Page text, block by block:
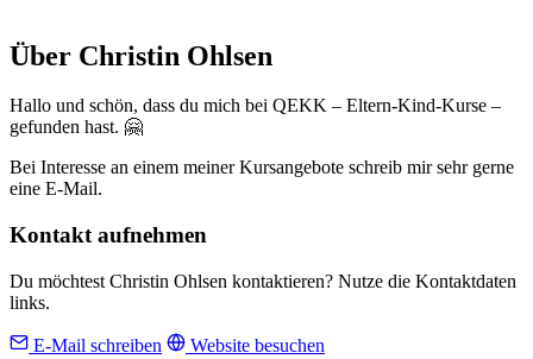
Über Christin Ohlsen
Hallo und schön, dass du mich bei QEKK – Eltern-Kind-Kurse –
gefunden hast. 🤗
Bei Interesse an einem meiner Kursangebote schreib mir sehr gerne
eine E-Mail.
Kontakt aufnehmen
Du möchtest Christin Ohlsen kontaktieren? Nutze die Kontaktdaten
links.
E-Mail schreiben Website besuchen